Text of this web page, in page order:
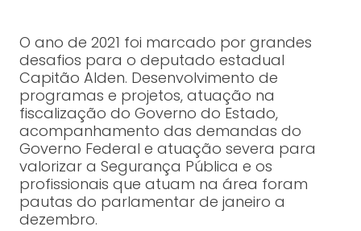
O ano de 2021 foi marcado por grandes
desafios para o deputado estadual
Capitão Alden. Desenvolvimento de
programas e projetos, atuação na
fiscalização do Governo do Estado,
acompanhamento das demandas do
Governo Federal e atuação severa para
valorizar a Segurança Pública e os
profissionais que atuam na área foram
pautas do parlamentar de janeiro a
dezembro.